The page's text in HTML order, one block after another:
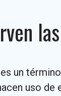
un
uso de